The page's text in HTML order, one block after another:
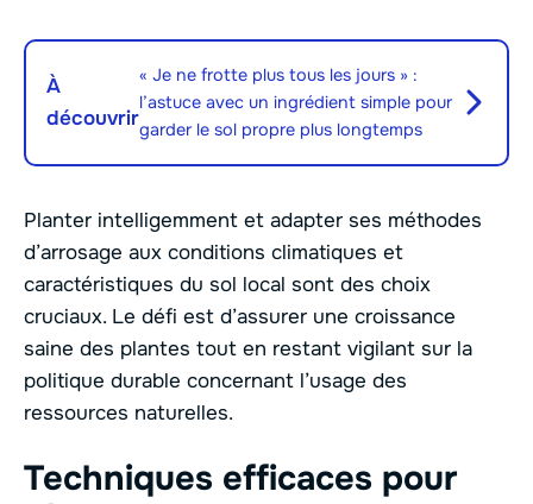
À
découvrir
« Je ne frotte plus tous les jours » :
l’astuce avec un ingrédient simple pour
garder le sol propre plus longtemps
Planter intelligemment et adapter ses méthodes
d’arrosage aux conditions climatiques et
caractéristiques du sol local sont des choix
cruciaux. Le défi est d’assurer une croissance
saine des plantes tout en restant vigilant sur la
politique durable concernant l’usage des
ressources naturelles.
Techniques efficaces pour